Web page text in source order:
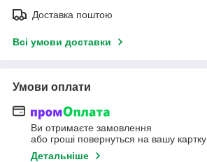
Доставка поштою
Всі умови доставки
Умови оплати
Ви отримаєте замовлення
або гроші повернуться на вашу картку
Детальніше